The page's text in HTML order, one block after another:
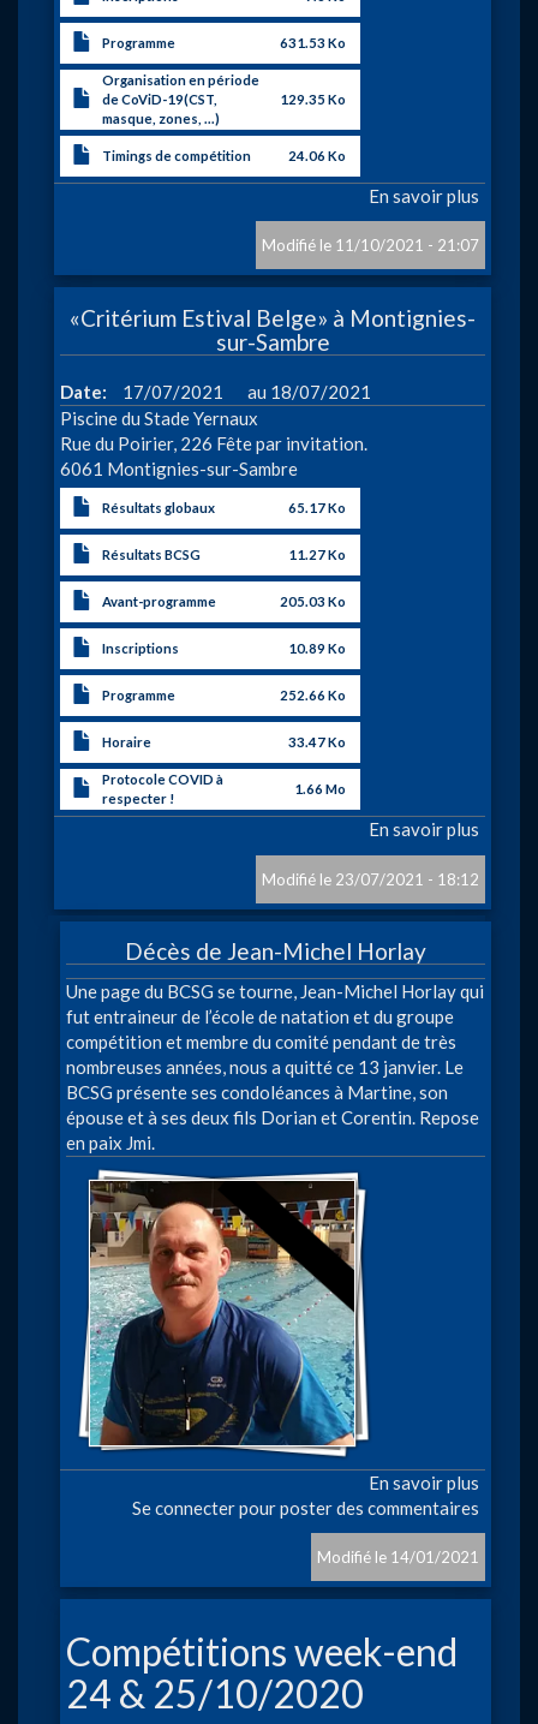
Programme 631.53 Ko
Organisation en période
de CoViD-19(CST,
masque, zones, ...)
129.35 Ko
Timings de compétition 24.06 Ko
En savoir plus
loups»
11/10/2021 - 21:07
«Critérium Estival Belge» à Montignies-
sur-Sambre
Date 17/07/2021 à
18/07/2021
Piscine du Stade Yernaux
Rue du Poirier, 226 Fête par invitation.
6061 Montignies-sur-Sambre
Résultats globaux 65.17 Ko
Résultats BCSG 11.27 Ko
Avant-programme 205.03 Ko
Inscriptions 10.89 Ko
Programme 252.66 Ko
Horaire 33.47 Ko
Protocole COVID à
respecter !
1.66 Mo
En savoir plus
Belge»
sur-
23/07/2021 - 18:12
Décès de Jean-Michel Horlay
Corps
Une page du BCSG se tourne, Jean-Michel Horlay qui
fut entraineur de l’école de natation et du groupe
compétition et membre du comité pendant de très
nombreuses années, nous a quitté ce 13 janvier. Le
BCSG présente ses condoléances à Martine, son
épouse et à ses deux fils Dorian et Corentin. Repose
en paix Jmi.
Image
En savoir plus
de
Michel
Se connecterpour poster des commentaires
14/01/2021
Compétitions week-end
24 & 25/10/2020